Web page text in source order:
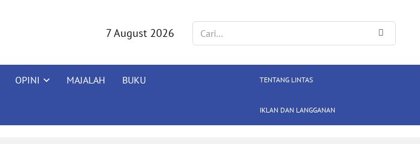
7 August 2026
OPINI MAJALAH BUKU TENTANG LINTAS
IKLAN DAN LANGGANAN